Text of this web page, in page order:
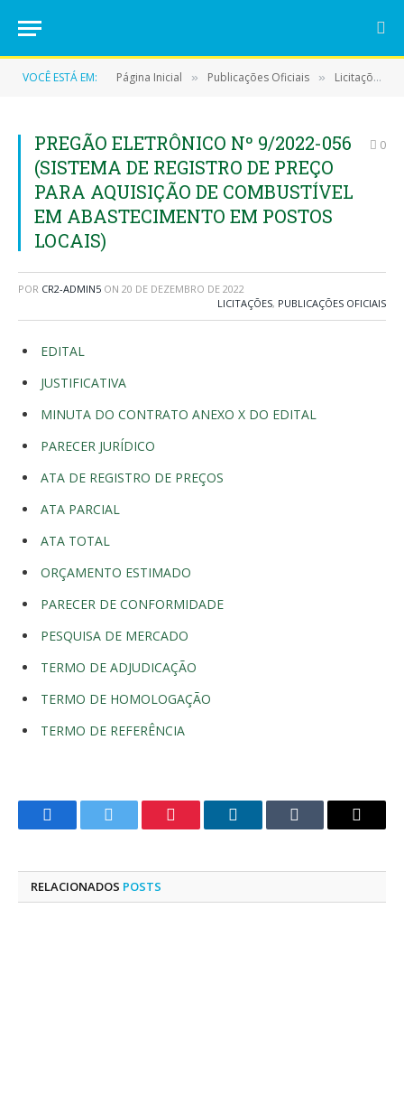
VOCÊ ESTÁ EM: Página Inicial » Publicações Oficiais » Licitações
PREGÃO ELETRÔNICO Nº 9/2022-056
(SISTEMA DE REGISTRO DE PREÇO
PARA AQUISIÇÃO DE COMBUSTÍVEL
EM ABASTECIMENTO EM POSTOS
LOCAIS)
0
POR CR2-ADMIN5 ON 20 DE DEZEMBRO DE 2022
LICITAÇÕES, PUBLICAÇÕES OFICIAIS
EDITAL
JUSTIFICATIVA
MINUTA DO CONTRATO ANEXO X DO EDITAL
PARECER JURÍDICO
ATA DE REGISTRO DE PREÇOS
ATA PARCIAL
ATA TOTAL
ORÇAMENTO ESTIMADO
PARECER DE CONFORMIDADE
PESQUISA DE MERCADO
TERMO DE ADJUDICAÇÃO
TERMO DE HOMOLOGAÇÃO
TERMO DE REFERÊNCIA
FacebookTwitter Pinterest LinkedInTumblr
E-
RELACIONADOS POSTS